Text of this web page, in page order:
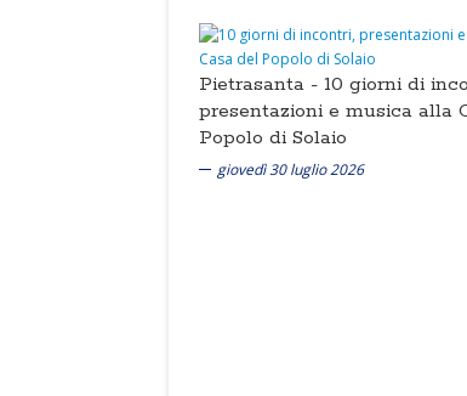
Pietrasanta - 10 giorni di
presentazioni e musica alla
Popolo di Solaio
giovedì 30 luglio 2026